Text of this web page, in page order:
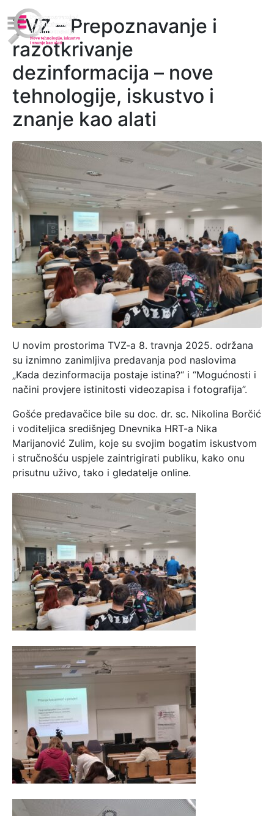
TVZ – Prepoznavanje i
razotkrivanje
dezinformacija – nove
tehnologije, iskustvo i
znanje kao alati
U novim prostorima TVZ-a 8. travnja 2025. održana
su iznimno zanimljiva predavanja pod naslovima
„Kada dezinformacija postaje istina?“ i “Mogućnosti i
načini provjere istinitosti videozapisa i fotografija”.
Gošće predavačice bile su doc. dr. sc. Nikolina Borčić
i voditeljica središnjeg Dnevnika HRT-a Nika
Marijanović Zulim, koje su svojim bogatim iskustvom
i stručnošću uspjele zaintrigirati publiku, kako onu
prisutnu uživo, tako i gledatelje online.